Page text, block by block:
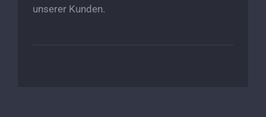
unserer Kunden.